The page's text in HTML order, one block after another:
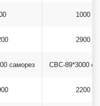
1000
2900
саморез СВС-89*3000
2200